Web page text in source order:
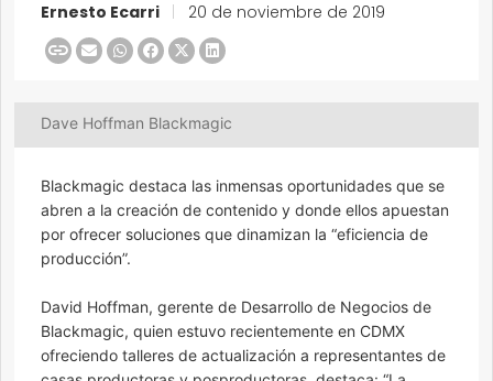
Ernesto Ecarri 20 de noviembre de 2019
Dave Hoffman Blackmagic
Blackmagic destaca las inmensas oportunidades que se
abren a la creación de contenido y donde ellos apuestan
por ofrecer soluciones que dinamizan la “eficiencia de
producción”.
David Hoffman, gerente de Desarrollo de Negocios de
Blackmagic, quien estuvo recientemente en CDMX
ofreciendo talleres de actualización a representantes de